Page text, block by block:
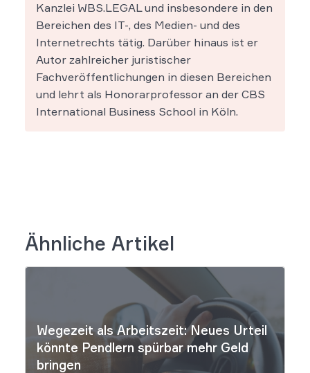
Kanzlei WBS.LEGAL und insbesondere in den
Bereichen des IT-, des Medien- und des
Internetrechts tätig. Darüber hinaus ist er
Autor zahlreicher juristischer
Fachveröffentlichungen in diesen Bereichen
und lehrt als Honorarprofessor an der CBS
International Business School in Köln.
Ähnliche Artikel
Wegezeit als Arbeitszeit: Neues Urteil
könnte Pendlern spürbar mehr Geld
bringen